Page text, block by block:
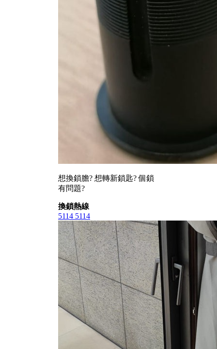
想換鎖膽? 想轉新鎖匙? 個鎖
有問題?
換鎖熱線
5114 5114